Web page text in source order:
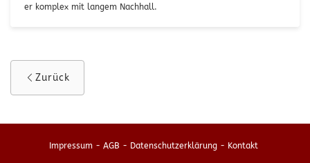
er komplex mit langem Nachhall.
Zurück
Impressum - AGB - Datenschutzerklärung - Kontakt